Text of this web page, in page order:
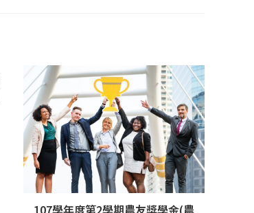
107學年度第2學期農友獎學金(農